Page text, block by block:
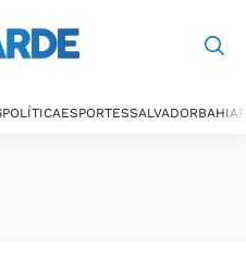
POLÍTICAESPORTESSALVADORBAHIA